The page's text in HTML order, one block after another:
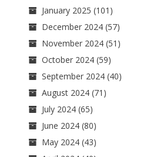
January 2025 (101)
December 2024(57)
November 2024(51)
October 2024(59)
September 2024(40)
August 2024(71)
July 2024(65)
June 2024(80)
May 2024(43)